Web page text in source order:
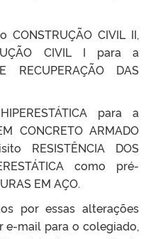
CIVIL II,
CIVIL I para a
DAS
para a
CONCRETO ARMADO
RESISTÊNCIA DOS
como pré-
EM AÇO.
por essas alterações
mail para o colegiado,